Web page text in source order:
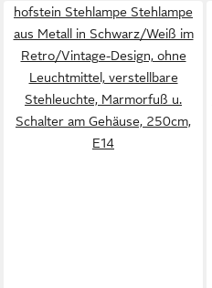
hofstein Stehlampe Stehlampe
aus Metall in Schwarz/Weiß im
Retro/Vintage-Design, ohne
Leuchtmittel, verstellbare
Stehleuchte, Marmorfuß u.
Schalter am Gehäuse, 250cm,
E14